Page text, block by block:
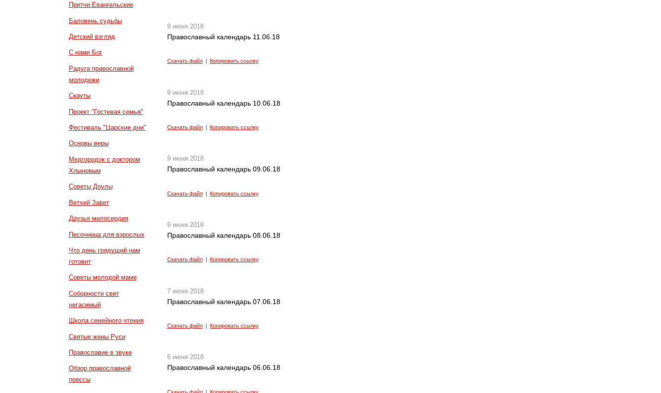
Притчи Евангельские
Баловень судьбы
Детский взгляд
С нами Бог
Радуга православной
молодежи
Скауты
Проект "Гостевая семья"
Фестиваль "Царские дни"
Основы веры
Медгородок с доктором
Хлыновым
Советы Доулы
Ветхий Завет
Друзья милосердия
Песочница для взрослых
Что день грядущий нам
готовит
Советы молодой маме
Соборности свет
негасимый
Школа семейного чтения
Святые жены Руси
Православие в звуке
Обзор православной
прессы
9 июня 2018
Православный календарь 11.06.18
Скачать файл| Копировать ссылку
9 июня 2018
Православный календарь 10.06.18
Скачать файл| Копировать ссылку
9 июня 2018
Православный календарь 09.06.18
Скачать файл| Копировать ссылку
9 июня 2018
Православный календарь 08.06.18
Скачать файл| Копировать ссылку
7 июня 2018
Православный календарь 07.06.18
Скачать файл| Копировать ссылку
6 июня 2018
Православный календарь 06.06.18
Скачать файл| Копировать ссылку